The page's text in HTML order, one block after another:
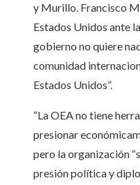
y Murillo. Francisco
Estados Unidos ante
gobierno no quiere
comunidad
Estados Unidos”.
“La OEA no tiene
presionar
pero la organización
presión política y